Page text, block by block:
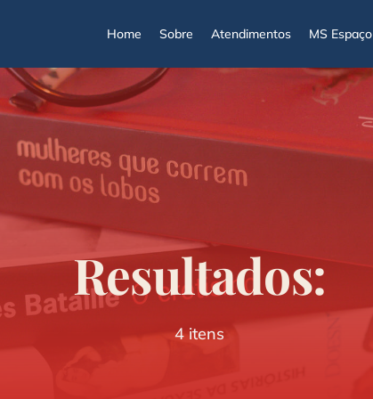
Home Sobre Atendimentos MS
Resultados:
4 itens